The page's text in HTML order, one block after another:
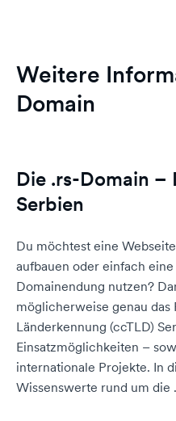
Weitere
Domain
Die .rs-Domain –
Serbien
Du möchtest eine
aufbauen oder einfach
Domainendung nutzen?
möglicherweise genau
Länderkennung (ccTLD)
Einsatzmöglichkeiten –
internationale Projekte. In
Wissenswerte rund um die